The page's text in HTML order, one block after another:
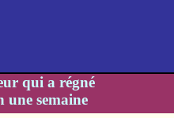
qui a régné
une semaine